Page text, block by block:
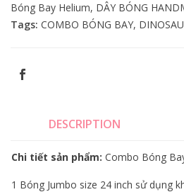
Bóng Bay Helium, DÂY BÓNG
Tags: COMBO BÓNG BAY,
DESCRIPTION
Chi tiết sản phẩm: Combo Bóng
1 Bóng Jumbo size 24 inch sử dụng